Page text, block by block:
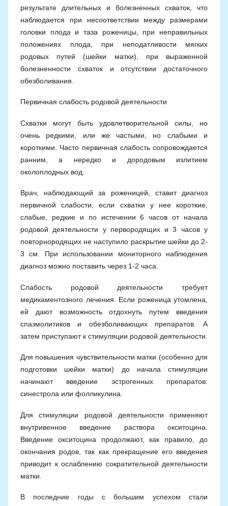
результате длительных и болезненных схваток, что
наблюдается при несоответствии между размерами
головки плода и таза роженицы, при неправильных
положениях плода, при неподатливости мягких
родовых путей (шейки матки), при выраженной
болезненности схваток и отсутствии достаточного
обезболивания.
Первичная слабость родовой деятельности
Схватки могут быть удовлетворительной силы, но
очень редкими, или же частыми, но слабыми и
короткими. Часто первичная слабость сопровождается
ранним, а нередко и дородовым излитием
околоплодных вод.
Врач, наблюдающий за роженицей, ставит диагноз
первичной слабости, если схватки у нее короткие,
слабые, редкие и по истечении 6 часов от начала
родовой деятельности у первородящих и 3 часов у
повторнородящих не наступило раскрытие шейки до 2-
3 см. При использовании мониторного наблюдения
диагноз можно поставить через 1-2 часа.
Слабость родовой деятельности требует
медикаментозного лечения. Если роженица утомлена,
ей дают возможность отдохнуть путем введения
спазмолитиков и обезболивающих препаратов. А
затем приступают к стимуляции родовой деятельности.
Для повышения чувствительности матки (особенно для
подготовки шейки матки) до начала стимуляции
начинают введение эстрогенных препаратов:
синестрола или фолликулина.
Для стимуляции родовой деятельности применяют
внутривенное введение раствора окситоцина.
Введение окситоцина продолжают, как правило, до
окончания родов, так как прекращение его введения
приводит к ослаблению сократительной деятельности
матки.
В последние годы с большим успехом стали